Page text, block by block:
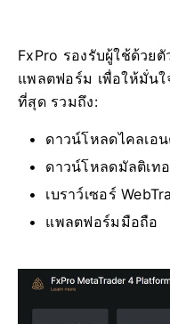
FxPro รองรับผู้ใช้ด้วย
แพลตฟอร์ม เพื่อให้มั่น
ที่สุด รวมถึง:
ดาวน์โหลดไคลเอ
ดาวน์โหลดมัลติเท
เบราว์เซอร์
แพลตฟอร์มมือถือ